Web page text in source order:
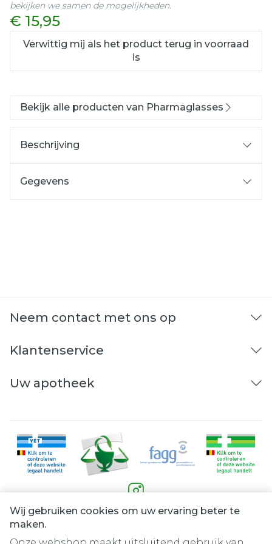
Wij gebruiken cookies om uw ervaring beter te
maken.
€ 15,95
Verwittig mij als het product terug in voorraad
is
bekijken we samen de mogelijkheden.
Bekijk alle producten van Pharmaglasses
Beschrijving
Gegevens
Neem contact met ons op
Klantenservice
Uw apotheek
Juridische links